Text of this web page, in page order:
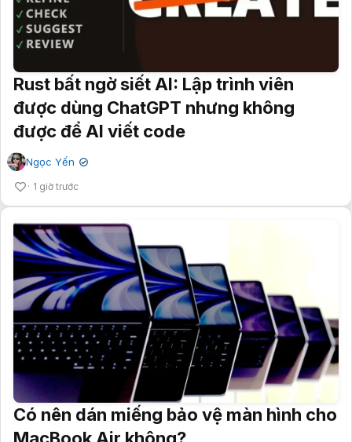
Rust bất ngờ siết AI: Lập trình viên
được dùng ChatGPT nhưng không
được để AI viết code
Ngọc Yến ✔
1 giờ trước
Có nên dán miếng bảo vệ màn hình cho